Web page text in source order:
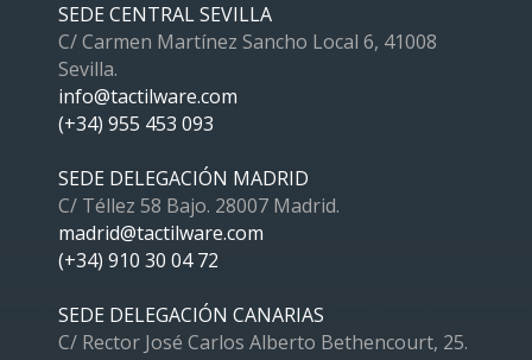
SEDE CENTRAL SEVILLA
C/ Carmen Martínez Sancho Local 6, 41008
Sevilla.
info@tactilware.com
(+34) 955 453 093
SEDE DELEGACIÓN MADRID
C/ Téllez 58 Bajo. 28007 Madrid.
madrid@tactilware.com
(+34) 910 30 04 72
SEDE DELEGACIÓN CANARIAS
C/ Rector José Carlos Alberto Bethencourt, 25.